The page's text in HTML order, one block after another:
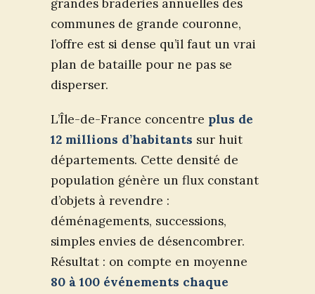
grandes braderies annuelles des
communes de grande couronne,
l’offre est si dense qu’il faut un vrai
plan de bataille pour ne pas se
disperser.
L’Île-de-France concentre plus de
12 millions d’habitants sur huit
départements. Cette densité de
population génère un flux constant
d’objets à revendre :
déménagements, successions,
simples envies de désencombrer.
Résultat : on compte en moyenne
80 à 100 événements chaque